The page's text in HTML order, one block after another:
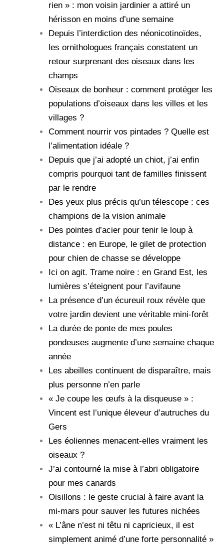
rien » : mon voisin jardinier a attiré un
hérisson en moins d’une semaine
Depuis l’interdiction des néonicotinoïdes,
les ornithologues français constatent un
retour surprenant des oiseaux dans les
champs
Oiseaux de bonheur : comment protéger les
populations d’oiseaux dans les villes et les
villages ?
Comment nourrir vos pintades ? Quelle est
l’alimentation idéale ?
Depuis que j’ai adopté un chiot, j’ai enfin
compris pourquoi tant de familles finissent
par le rendre
Des yeux plus précis qu’un télescope : ces
champions de la vision animale
Des pointes d’acier pour tenir le loup à
distance : en Europe, le gilet de protection
pour chien de chasse se développe
Ici on agit. Trame noire : en Grand Est, les
lumières s’éteignent pour l’avifaune
La présence d’un écureuil roux révèle que
votre jardin devient une véritable mini-forêt
La durée de ponte de mes poules
pondeuses augmente d’une semaine chaque
année
Les abeilles continuent de disparaître, mais
plus personne n’en parle
« Je coupe les œufs à la disqueuse » :
Vincent est l’unique éleveur d’autruches du
Gers
Les éoliennes menacent-elles vraiment les
oiseaux ?
J’ai contourné la mise à l’abri obligatoire
pour mes canards
Oisillons : le geste crucial à faire avant la
mi-mars pour sauver les futures nichées
« L’âne n’est ni têtu ni capricieux, il est
simplement animé d’une forte personnalité »